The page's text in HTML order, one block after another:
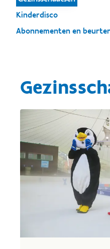
Kinderdisco
Abonnementen en